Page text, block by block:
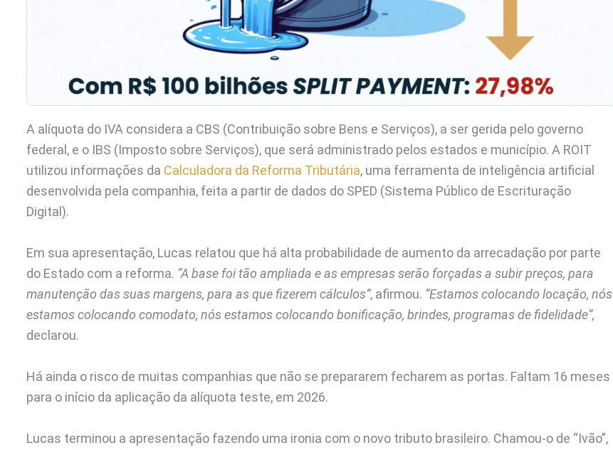
A alíquota do IVA considera a CBS (Contribuição sobre Bens e Serviços), a ser gerida pelo governo
federal, e o IBS (Imposto sobre Serviços), que será administrado pelos estados e município. A ROIT
utilizou informações da Calculadora da Reforma Tributária, uma ferramenta de inteligência artificial
desenvolvida pela companhia, feita a partir de dados do SPED (Sistema Público de Escrituração
Digital).
Em sua apresentação, Lucas relatou que há alta probabilidade de aumento da arrecadação por parte
do Estado com a reforma. “A base foi tão ampliada e as empresas serão forçadas a subir preços, para
manutenção das suas margens, para as que fizerem cálculos”, afirmou. “Estamos colocando locação, nós
estamos colocando comodato, nós estamos colocando bonificação, brindes, programas de fidelidade”,
declarou.
Há ainda o risco de muitas companhias que não se prepararem fecharem as portas. Faltam 16 meses
para o início da aplicação da alíquota teste, em 2026.
Lucas terminou a apresentação fazendo uma ironia com o novo tributo brasileiro. Chamou-o de “Ivão”,